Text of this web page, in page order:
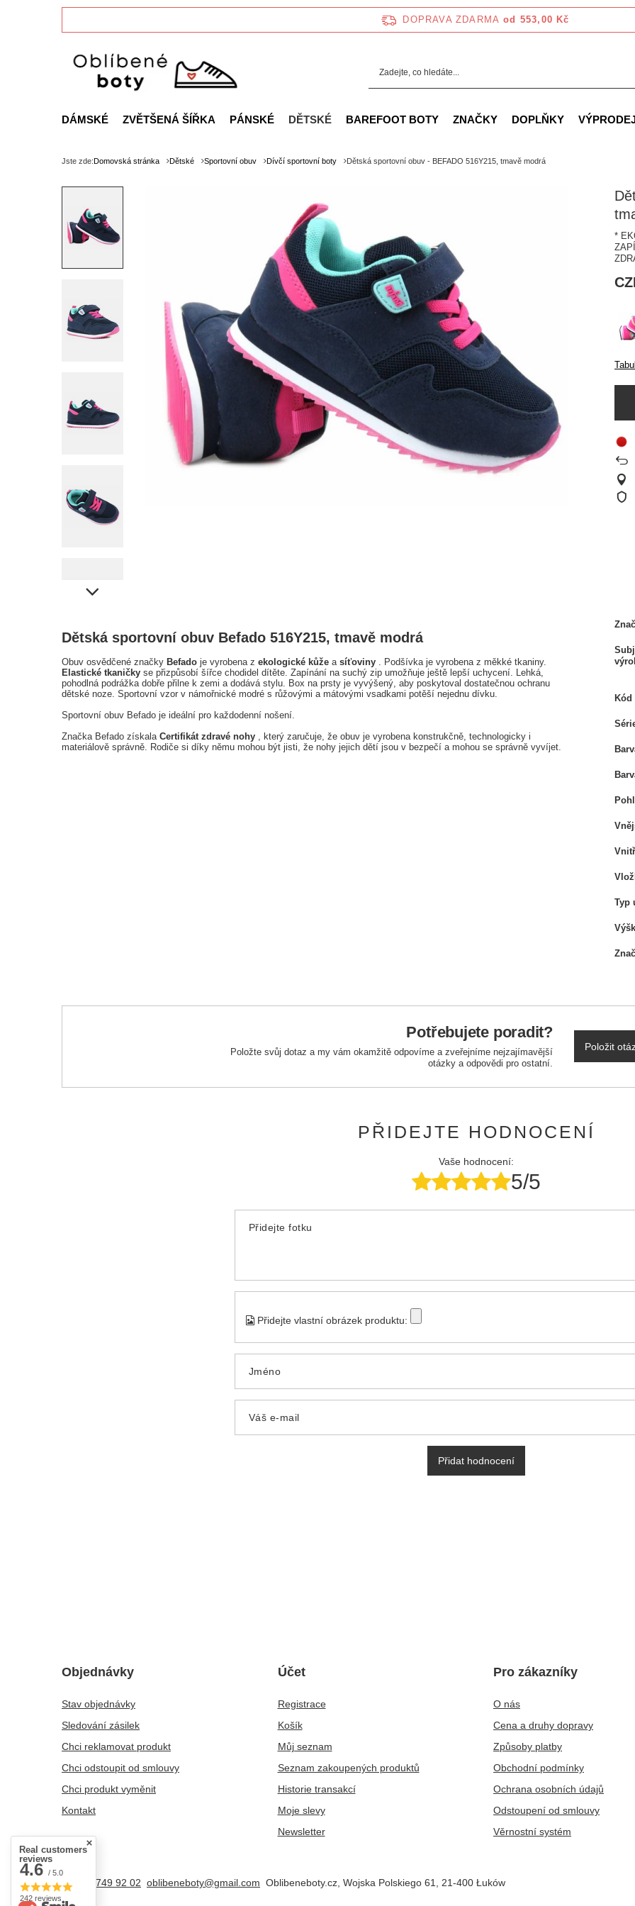
DOPRAVA ZDARMA od 553,00 Kč
DÁMSKÉ ZVĚTŠENÁ ŠÍŘKA PÁNSKÉ DĚTSKÉ BAREFOOT BOTY ZNAČKY DOPLŇKY
Jste zde:Domovská stránka Dětské Sportovní obuv Dívčí sportovní boty Dětská sportovní obuv - BEFADO 516Y215, tmavě modrá
*
Dětská sportovní obuv Befado 516Y215, tmavě modrá
Obuv osvědčené značky Befado je vyrobena z ekologické kůže a síťoviny . Podšívka je vyrobena z měkké tkaniny.
Elastické tkaničky se přizpůsobí šířce chodidel dítěte. Zapínání na suchý zip umožňuje ještě lepší uchycení. Lehká,
pohodlná podrážka dobře přilne k zemi a dodává stylu. Box na prsty je vyvýšený, aby poskytoval dostatečnou ochranu
dětské noze. Sportovní vzor v námořnické modré s růžovými a mátovými vsadkami potěší nejednu dívku.
Sportovní obuv Befado je ideální pro každodenní nošení.
Značka Befado získala Certifikát zdravé nohy , který zaručuje, že obuv je vyrobena konstrukčně, technologicky i
materiálově správně. Rodiče si díky němu mohou být jisti, že nohy jejich dětí jsou v bezpečí a mohou se správně vyvíjet.
Kód
Typ
Potřebujete poradit?
Položte svůj dotaz a my vám okamžitě odpovíme a zveřejníme nejzajímavější
otázky a odpovědi pro ostatní.
Položit
PŘIDEJTE HODNOCENÍ
Vaše hodnocení:
5/5
Přidejte fotku
Přidejte vlastní obrázek produktu:
Jméno
Váš e-mail
Přidat hodnocení
Objednávky
Stav objednávky
Sledování zásilek
Chci reklamovat produkt
Chci odstoupit od smlouvy
Chci produkt vyměnit
Kontakt
Účet
Registrace
Košík
Můj seznam
Seznam zakoupených produktů
Historie transakcí
Moje slevy
Newsletter
Pro zákazníky
O nás
Cena a druhy dopravy
Způsoby platby
Obchodní podmínky
Ochrana osobních údajů
Odstoupení od smlouvy
Věrnostní systém
+48 25 749 92 02 oblibeneboty@gmail.com Oblibeneboty.cz Wojska Polskiego 61 21-400 Łuków
Real customers
reviews
4.6 / 5.0
242 reviews